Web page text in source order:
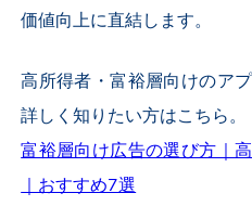
価値向上に直結します。
高所得者・富裕層向けのア
詳しく知りたい方はこちら。
富裕層向け広告の選び方｜
｜おすすめ7選